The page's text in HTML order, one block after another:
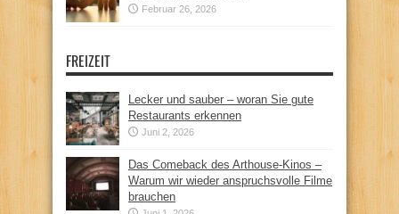
Februar 26, 2026
FREIZEIT
Lecker und sauber – woran Sie gute
Restaurants erkennen
Juni 2, 2026
Das Comeback des Arthouse-Kinos –
Warum wir wieder anspruchsvolle Filme
brauchen